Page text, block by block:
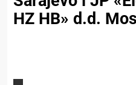
HZ HB» d.d.